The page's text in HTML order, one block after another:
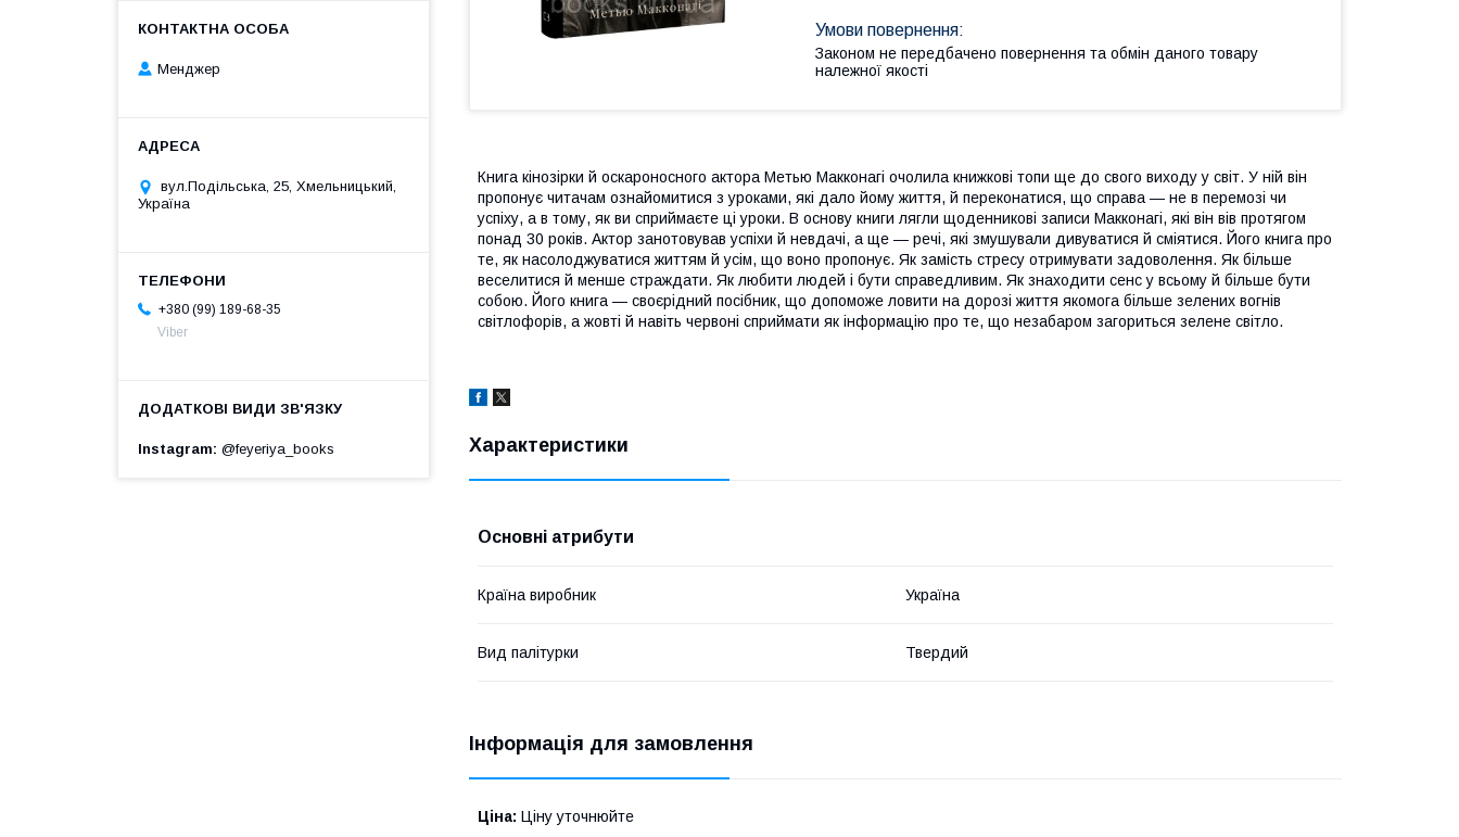
Законом не передбачено повернення та обмін даного товару
належної якості
Книга кінозірки й оскароносного актора Метью Макконагі очолила книжкові топи ще до свого виходу у світ. У ній він
пропонує читачам ознайомитися з уроками, які дало йому життя, й переконатися, що справа — не в перемозі чи
успіху, а в тому, як ви сприймаєте ці уроки. В основу книги лягли щоденникові записи Макконагі, які він вів протягом
понад 30 років. Актор занотовував успіхи й невдачі, а ще — речі, які змушували дивуватися й сміятися. Його книга про
те, як насолоджуватися життям й усім, що воно пропонує. Як замість стресу отримувати задоволення. Як більше
веселитися й менше страждати. Як любити людей і бути справедливим. Як знаходити сенс у всьому й більше бути
собою. Його книга — своєрідний посібник, що допоможе ловити на дорозі життя якомога більше зелених вогнів
світлофорів, а жовті й навіть червоні сприймати як інформацію про те, що незабаром загориться зелене світло.
Характеристики
Основні атрибути
Країна виробник Україна
Вид палітурки Твердий
Інформація для замовлення
Ціна: Ціну уточнюйте
Менджер
вул.Подільська, 25, Хмельницький,
Україна
+380 (99) 189-68-35
Viber
Instagram @feyeriya_books